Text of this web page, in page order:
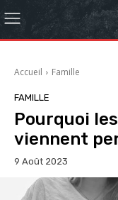
Accueil Famille
FAMILLE
Pourquoi
viennent
9 Août 2023